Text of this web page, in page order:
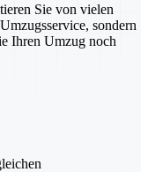
Sie von vielen
sondern
Ihren Umzug noch